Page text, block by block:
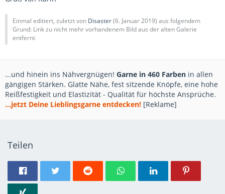
Einmal editiert, zuletzt von Disaster(6. Januar 2019) aus folgendem
Grund: Link zu nicht mehr vorhandenem Bild aus der alten Galerie
entfernt
...und hinein ins Nähvergnügen! Garne in 460 Farben in allen
gängigen Stärken. Glatte Nähe, fest sitzende Knöpfe, eine hohe
Reißfestigkeit und Elastizität - Qualität für höchste Ansprüche.
...jetzt Deine Lieblingsgarne entdecken! [Reklame]
Teilen